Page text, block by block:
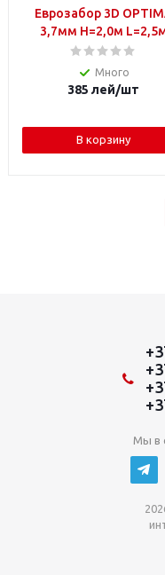
Еврозабор 3D
3,7мм H=2,0м
Много
385 лей/шт
В корзину
Мы в